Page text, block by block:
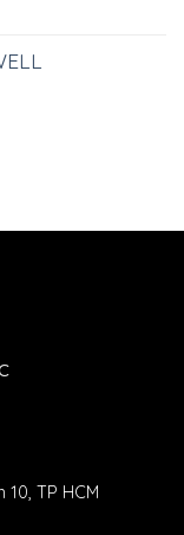
10, TP HCM